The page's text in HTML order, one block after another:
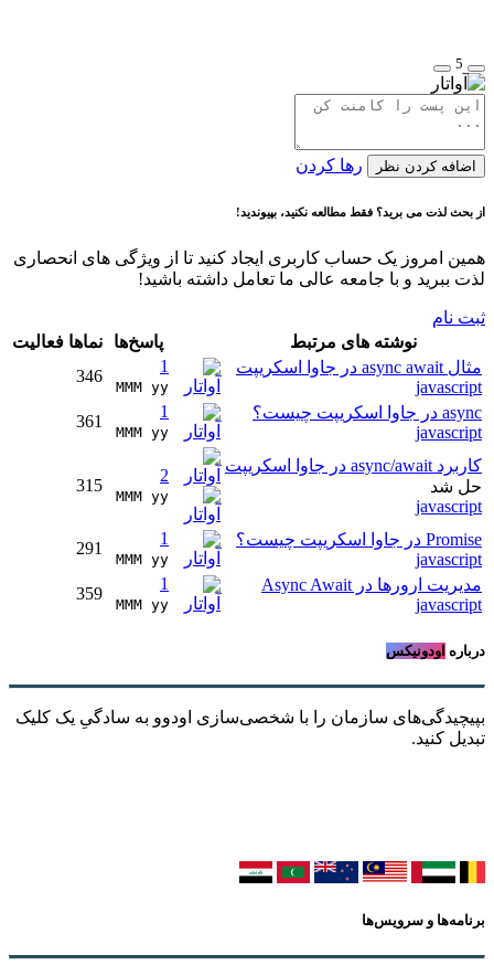
5
اضافه کردن نظر رها کردن
از بحث لذت می برید؟ فقط مطالعه نکنید، بپیوندید!
همین امروز یک حساب کاربری ایجاد کنید تا از ویژگی های انحصاری
لذت ببرید و با جامعه عالی ما تعامل داشته باشید!
ثبت نام
نوشته های مرتبط
پاسخ‌ها نماها فعالیت
مثال async await در جاوا اسکریپت
javascript
1
MMM yy
346
async در جاوا اسکریپت چیست؟
javascript
1
MMM yy
361
کاربرد async/await در جاوا اسکریپت
حل شد
javascript
2
MMM yy
315
Promise در جاوا اسکریپت چیست؟
javascript
1
MMM yy
291
مدیریت ارورها در Async Await
javascript
1
MMM yy
359
درباره اودونیکس
بپیچیدگی‌های سازمان را با شخصی‌سازی اودوو به سادگیِ یک کلیک
تبدیل کنید.
برنامه‌ها و سرویس‌ها